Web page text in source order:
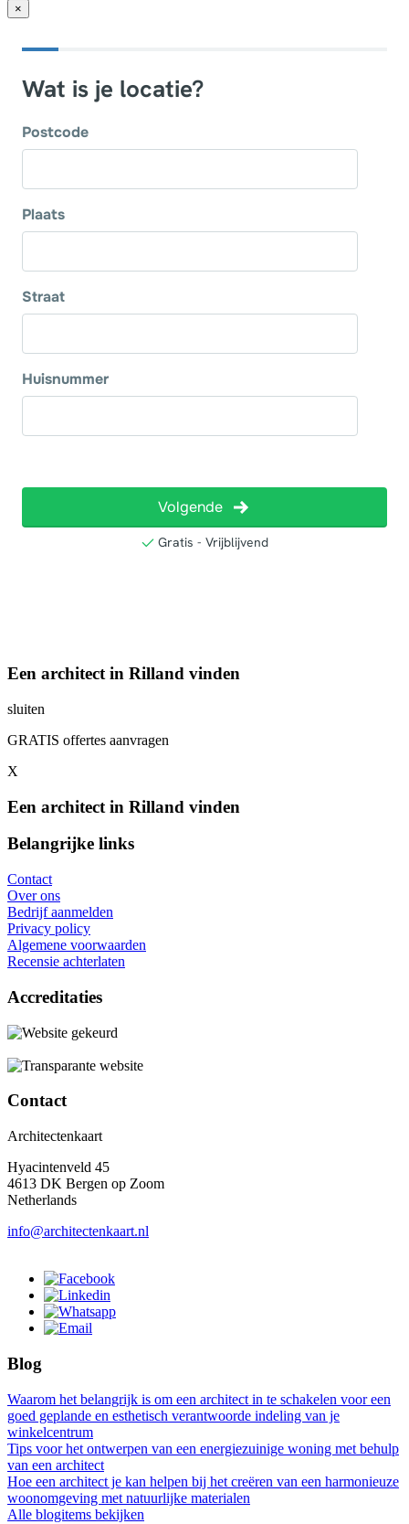
×
Een architect in Rilland vinden
sluiten
GRATIS offertes aanvragen
X
Een architect in Rilland vinden
Belangrijke links
Contact
Over ons
Bedrijf aanmelden
Privacy policy
Algemene voorwaarden
Recensie achterlaten
Accreditaties
Contact
Architectenkaart
Hyacintenveld 45
4613 DK Bergen op Zoom
Netherlands
info@architectenkaart.nl
Blog
Waarom het belangrijk is om een architect in te schakelen voor een
goed geplande en esthetisch verantwoorde indeling van je
winkelcentrum
Tips voor het ontwerpen van een energiezuinige woning met behulp
van een architect
Hoe een architect je kan helpen bij het creëren van een harmonieuze
woonomgeving met natuurlijke materialen
Alle blogitems bekijken